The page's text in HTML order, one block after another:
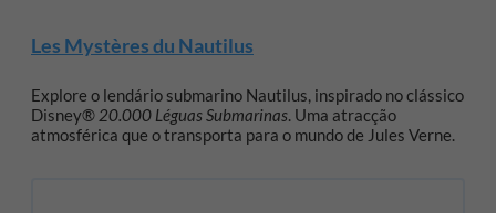
Les Mystères du Nautilus
Explore o lendário submarino Nautilus, inspirado no clássico
Disney® 20.000 Léguas Submarinas. Uma atracção
atmosférica que o transporta para o mundo de Jules Verne.